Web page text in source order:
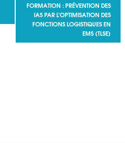
FORMATION : PRÉVENTION DES
IAS PAR L’OPTIMISATION DES
FONCTIONS LOGISTIQUES EN
EMS (TLSE)